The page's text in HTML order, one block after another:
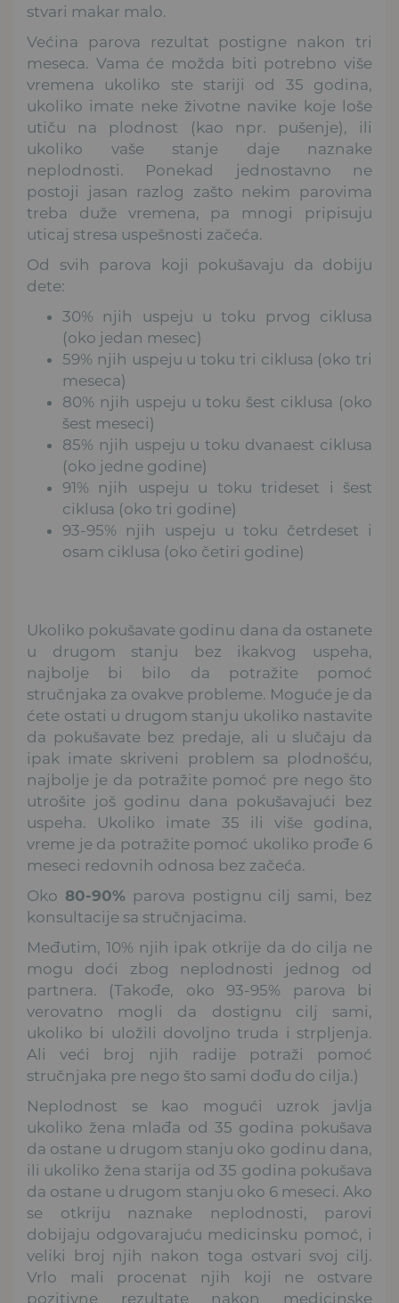
stvari makar malo.
Većina parova rezultat postigne nakon tri
meseca. Vama će možda biti potrebno više
vremena ukoliko ste stariji od 35 godina,
ukoliko imate neke životne navike koje loše
utiču na plodnost (kao npr. pušenje), ili
ukoliko vaše stanje daje naznake
neplodnosti. Ponekad jednostavno ne
postoji jasan razlog zašto nekim parovima
treba duže vremena, pa mnogi pripisuju
uticaj stresa uspešnosti začeća.
Od svih parova koji pokušavaju da dobiju
dete:
30% njih uspeju u toku prvog ciklusa
(oko jedan mesec)
59% njih uspeju u toku tri ciklusa (oko tri
meseca)
80% njih uspeju u toku šest ciklusa (oko
šest meseci)
85% njih uspeju u toku dvanaest ciklusa
(oko jedne godine)
91% njih uspeju u toku trideset i šest
ciklusa (oko tri godine)
93-95% njih uspeju u toku četrdeset i
osam ciklusa (oko četiri godine)
Ukoliko pokušavate godinu dana da ostanete
u drugom stanju bez ikakvog uspeha,
najbolje bi bilo da potražite pomoć
stručnjaka za ovakve probleme. Moguće je da
ćete ostati u drugom stanju ukoliko nastavite
da pokušavate bez predaje, ali u slučaju da
ipak imate skriveni problem sa plodnošću,
najbolje je da potražite pomoć pre nego što
utrošite još godinu dana pokušavajući bez
uspeha. Ukoliko imate 35 ili više godina,
vreme je da potražite pomoć ukoliko prođe 6
meseci redovnih odnosa bez začeća.
Oko 80-90% parova postignu cilj sami, bez
konsultacije sa stručnjacima.
Međutim, 10% njih ipak otkrije da do cilja ne
mogu doći zbog neplodnosti jednog od
partnera. (Takođe, oko 93-95% parova bi
verovatno mogli da dostignu cilj sami,
ukoliko bi uložili dovoljno truda i strpljenja.
Ali veći broj njih radije potraži pomoć
stručnjaka pre nego što sami dođu do cilja.)
Neplodnost se kao mogući uzrok javlja
ukoliko žena mlađa od 35 godina pokušava
da ostane u drugom stanju oko godinu dana,
ili ukoliko žena starija od 35 godina pokušava
da ostane u drugom stanju oko 6 meseci. Ako
se otkriju naznake neplodnosti, parovi
dobijaju odgovarajuću medicinsku pomoć, i
veliki broj njih nakon toga ostvari svoj cilj.
Vrlo mali procenat njih koji ne ostvare
pozitivne rezultate nakon medicinske